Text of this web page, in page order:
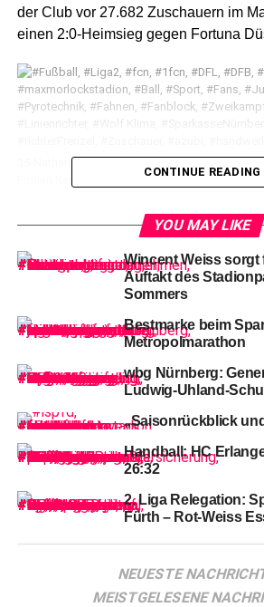
der Club vor 27.682 Zuschauern im
einen 2:0-Heimsieg gegen Fortuna
35-Nathaniel Brown (FCN) hat den Ball gegen
Florian Kastenmeier zur 1:0-Führung auf den
Nathaniel Brownim ersten
Duah in der Nachspielzeit erzielten die
insgesamt sieben Positionen um.
und Valentini für den verletzten
gesperrten Castrop in die Mannschaft.
CONTINUE READING
YOU MAY LIKE
Wincent Weiss sorgt
Auftakt des
Sommers
Bestmarke beim
Metropolmarathon
wbg Nürnberg:
Ludwig-Uhland-
„Saisonrückblick
Handball: HC
26:32
2. Liga Relegation:
Fürth – Rot-Weiss
NEUESTE
MEISTGELESENE